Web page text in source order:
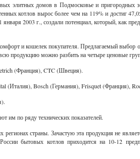
элитных домов в Подмосковье и пригородных
котлов вырос более чем на 119% и достиг
2003 г., создали потенциал, который, как
и кошелек покупателя. Предлагаемый выбор
продукцию можно разбить на четыре ценовые
(Франция), CTC (Швеция).
(Италия), Bosch (Германия), Frisquet (Франция),
им по ряду технических показателей.
страны. Зачастую эта продукция не
бытовых котлов приходится на 10-12